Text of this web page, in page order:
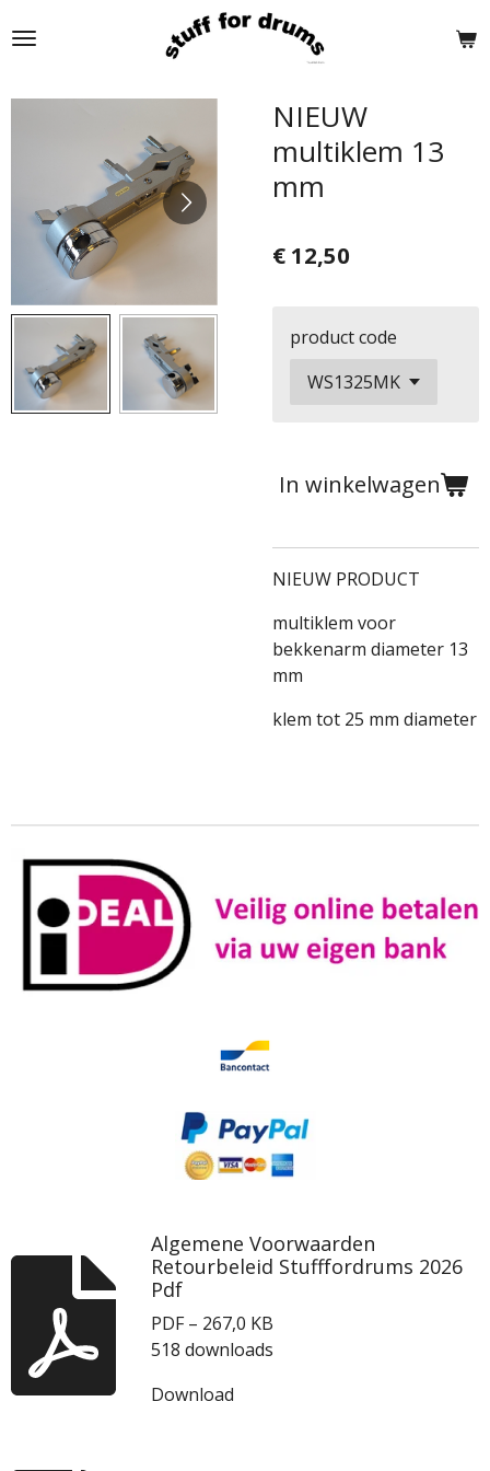
direct
de
NIEUW
multiklem 13
mm
€ 12,50
product code
In winkelwagen
NIEUW PRODUCT
multiklem voor
bekkenarm diameter 13
mm
klem tot 25 mm diameter
Algemene Voorwaarden
Retourbeleid Stufffordrums 2026
Pdf
PDF – 267,0 KB
518 downloads
Download